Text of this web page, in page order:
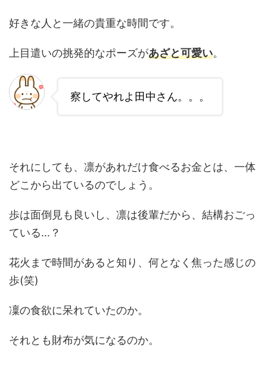
好きな人と一緒の貴重な時間です。
上目遣いの挑発的なポーズがあざと可愛い。
察してやれよ田中さん。。。
それにしても、凛があれだけ食べるお金とは、一体
どこから出ているのでしょう。
歩は面倒見も良いし、凛は後輩だから、結構おごっ
ている…？
花火まで時間があると知り、何となく焦った感じの
歩(笑)
凜の食欲に呆れていたのか。
それとも財布が気になるのか。